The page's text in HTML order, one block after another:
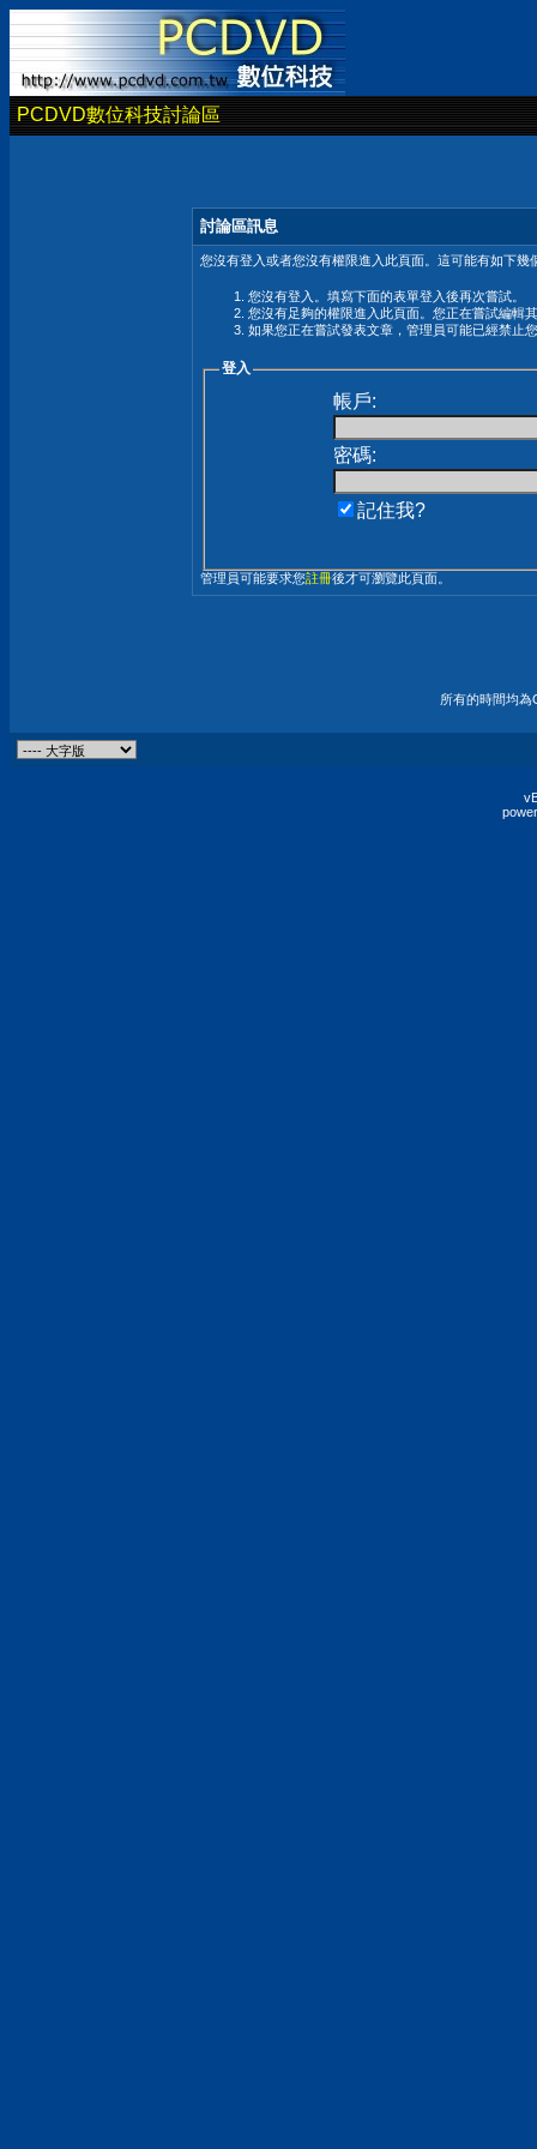
PCDVD數位科技討論區
討論區訊息
您沒有登入或者您沒有權限進入此頁面。這可能有如下幾
您沒有登入。填寫下面的表單登入後再次嘗試。
您沒有足夠的權限進入此頁面。您正在嘗試編輯
如果您正在嘗試發表文章，管理員可能已經禁止
登入
帳戶:
密碼:
記住我?
管理員可能要求您註冊後才可瀏覽此頁面。
所有的時間均為